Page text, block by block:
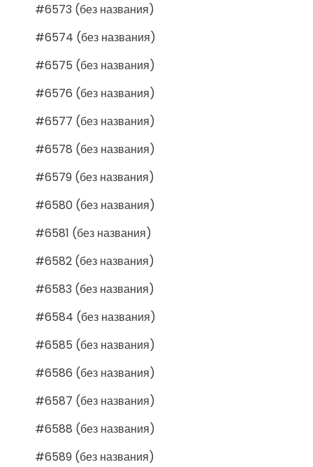
#6573 (без названия)
#6574 (без названия)
#6575 (без названия)
#6576 (без названия)
#6577 (без названия)
#6578 (без названия)
#6579 (без названия)
#6580 (без названия)
#6581 (без названия)
#6582 (без названия)
#6583 (без названия)
#6584 (без названия)
#6585 (без названия)
#6586 (без названия)
#6587 (без названия)
#6588 (без названия)
#6589 (без названия)